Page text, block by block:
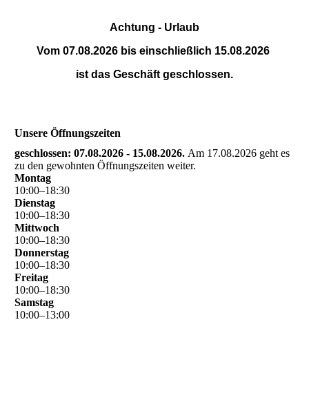
Achtung - Urlaub
Vom 07.08.2026 bis einschließlich 15.08.2026
ist das Geschäft geschlossen.
Unsere Öffnungszeiten
geschlossen: 07.08.2026 - 15.08.2026. Am 17.08.2026 geht es
zu den gewohnten Öffnungszeiten weiter.
Montag
10:00–18:30
Dienstag
10:00–18:30
Mittwoch
10:00–18:30
Donnerstag
10:00–18:30
Freitag
10:00–18:30
Samstag
10:00–13:00